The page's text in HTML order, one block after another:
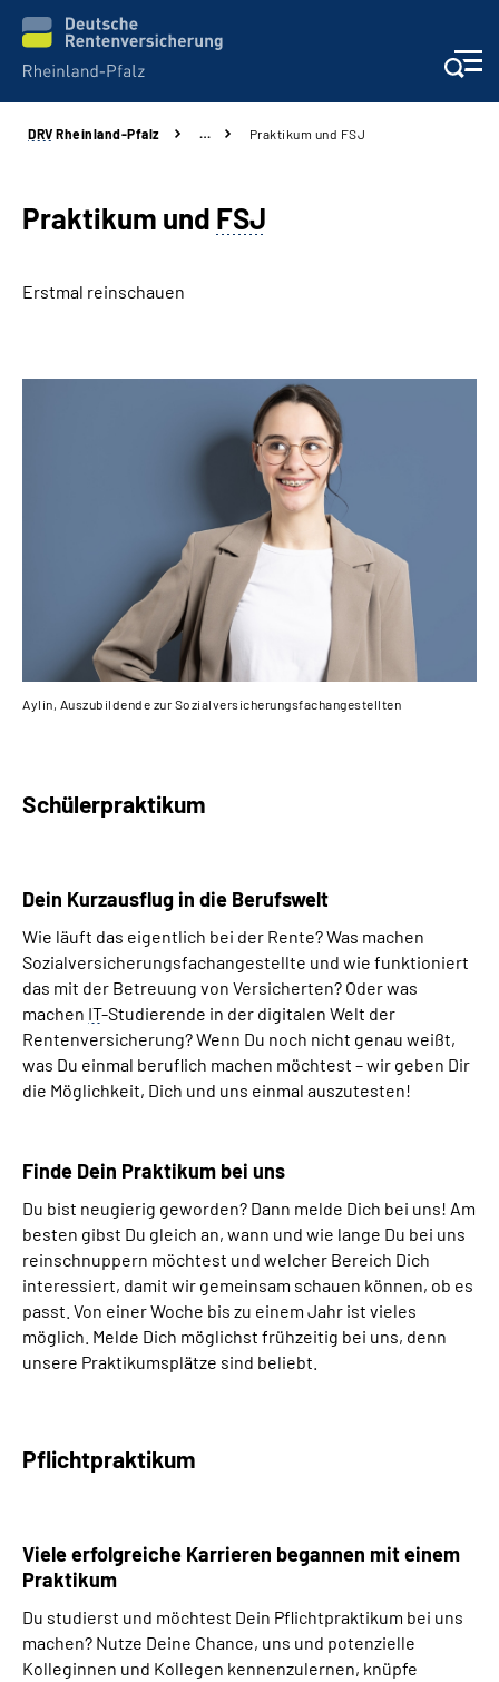
Unsere Leistungen
Beratung
Inhalte in Gebärdensprache (DGS)
Leichte Sprache
Suche
DRV Rheinland-Pfalz … Praktikum und FSJ
Praktikum und FSJ
Erstmal reinschauen
Aylin, Auszubildende zur Sozialversicherungsfachangestellten
Schülerpraktikum
Dein Kurzausflug in die Berufswelt
Wie läuft das eigentlich bei der Rente? Was machen
Sozialversicherungsfachangestellte und wie funktioniert
das mit der Betreuung von Versicherten? Oder was
machen IT-Studierende in der digitalen Welt der
Rentenversicherung? Wenn Du noch nicht genau weißt,
was Du einmal beruflich machen möchtest – wir geben Dir
die Möglichkeit, Dich und uns einmal auszutesten!
Finde Dein Praktikum bei uns
Du bist neugierig geworden? Dann melde Dich bei uns! Am
besten gibst Du gleich an, wann und wie lange Du bei uns
reinschnuppern möchtest und welcher Bereich Dich
interessiert, damit wir gemeinsam schauen können, ob es
passt. Von einer Woche bis zu einem Jahr ist vieles
möglich. Melde Dich möglichst frühzeitig bei uns, denn
unsere Praktikumsplätze sind beliebt.
Pflichtpraktikum
Viele erfolgreiche Karrieren begannen mit einem
Praktikum
Du studierst und möchtest Dein Pflichtpraktikum bei uns
machen? Nutze Deine Chance, uns und potenzielle
Kolleginnen und Kollegen kennenzulernen, knüpfe